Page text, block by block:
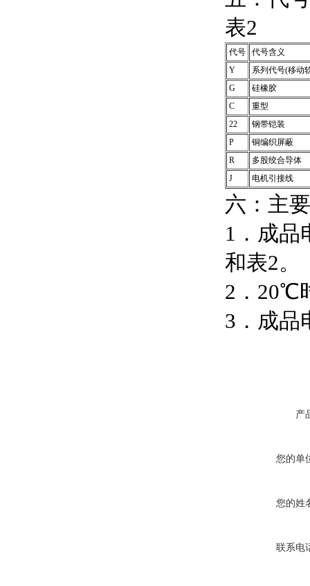
表2
代号
代号含义
Y
系列代号(移动
G
硅橡胶
C
重型
22
钢带铠装
P
铜编织屏蔽
R
多股绞合导体
J
电机引接线
六：主
1．成品
和表2。
2．20℃
3．成品
产
您的单
您的姓
联系电